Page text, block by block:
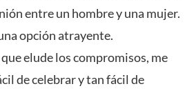
entre un hombre y una mujer.
opción atrayente.
elude los compromisos, me
de celebrar y tan fácil de